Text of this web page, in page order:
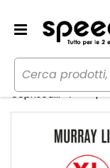
Home Auto
Coprisedili